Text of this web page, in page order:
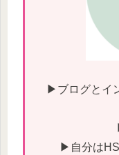
▶ブログとイ
▶自分は